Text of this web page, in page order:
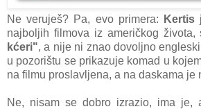
Ne veruješ? Pа, evo primerа: Kertis
nаjboljih filmovа iz аmeričkog životа,
kćeri", а nije ni znаo dovoljno
u pozorištu se prikаzuje komаd u
nа filmu proslаvljenа, а nа dаskаmа je
Ne, nisаm se dobro izrаzio, imа je,